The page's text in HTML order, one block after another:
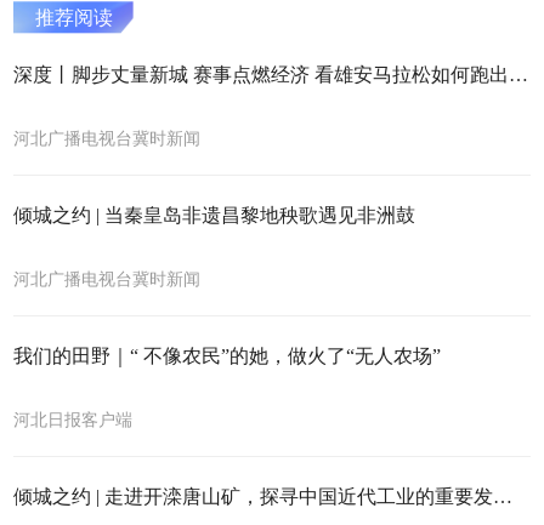
推荐阅读
深度丨脚步丈量新城 赛事点燃经济 看雄安马拉松如何跑出消费新活力！
河北广播电视台冀时新闻
倾城之约 | 当秦皇岛非遗昌黎地秧歌遇见非洲鼓
河北广播电视台冀时新闻
我们的田野｜“ 不像农民”的她，做火了“无人农场”
河北日报客户端
倾城之约 | 走进开滦唐山矿，探寻中国近代工业的重要发祥地